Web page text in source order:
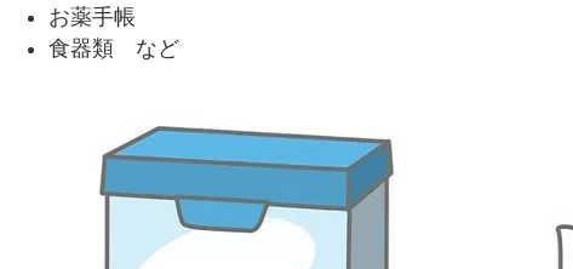
お薬手帳
食器類 など